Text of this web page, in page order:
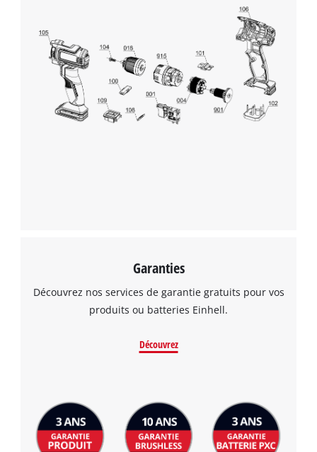
Nous avons besoin de ton accord pour
pouvoir charger Google Maps !
This content is not permitted to load due
to trackers that are not disclosed to the
Garanties
Découvrez nos services de garantie gratuits pour vos
produits ou batteries Einhell.
Découvrez